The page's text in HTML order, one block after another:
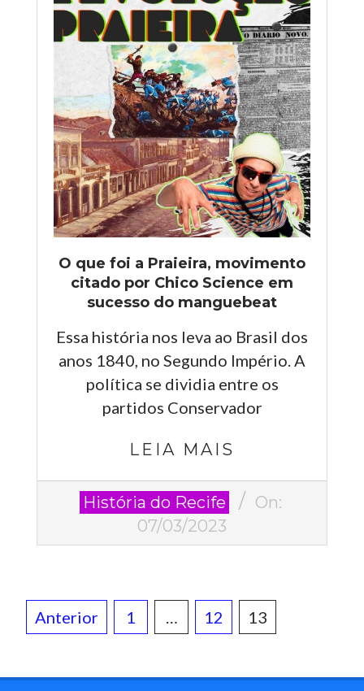
O que foi a Praieira, movimento
citado por Chico Science em
sucesso do manguebeat
Essa história nos leva ao Brasil dos
anos 1840, no Segundo Império. A
política se dividia entre os
partidos Conservador
LEIA MAIS
2023-
História do Recife
On:
07/03/2023
Paginação
posts
Anterior 1 12 13